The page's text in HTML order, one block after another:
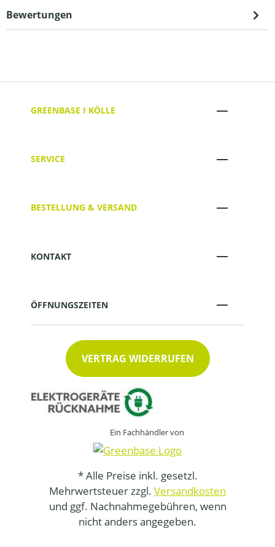
Bewertungen
GREENBASE I KÖLLE
SERVICE
BESTELLUNG & VERSAND
KONTAKT
ÖFFNUNGSZEITEN
VERTRAG WIDERRUFEN
Ein Fachhändler von
* Alle Preise inkl. gesetzl.
Mehrwertsteuer zzgl. Versandkosten
und ggf. Nachnahmegebühren, wenn
nicht anders angegeben.